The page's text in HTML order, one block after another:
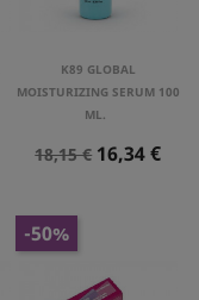
K89 GLOBAL
MOISTURIZING SERUM 100
ML.
Precio
18,15 € Precio
16,34 €
-50%